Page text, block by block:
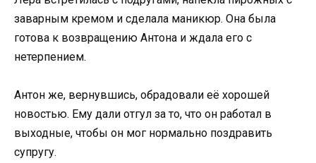
заварным кремом и сделала маникюр. Она была
готова к возвращению Антона и ждала его с
нетерпением.
Антон же, вернувшись, обрадовали её хорошей
новостью. Ему дали отгул за то, что он работал в
выходные, чтобы он мог нормально поздравить
супругу.